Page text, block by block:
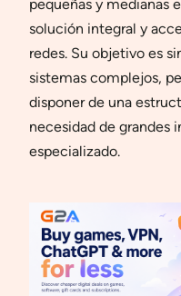
pequeñas y medianas
solución integral y
redes. Su objetivo es
sistemas complejos,
disponer de una
necesidad de grandes
especializado.